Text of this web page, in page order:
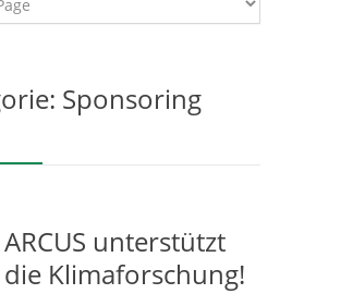
Sponsoring
ARCUS unterstützt
die Klimaforschung!